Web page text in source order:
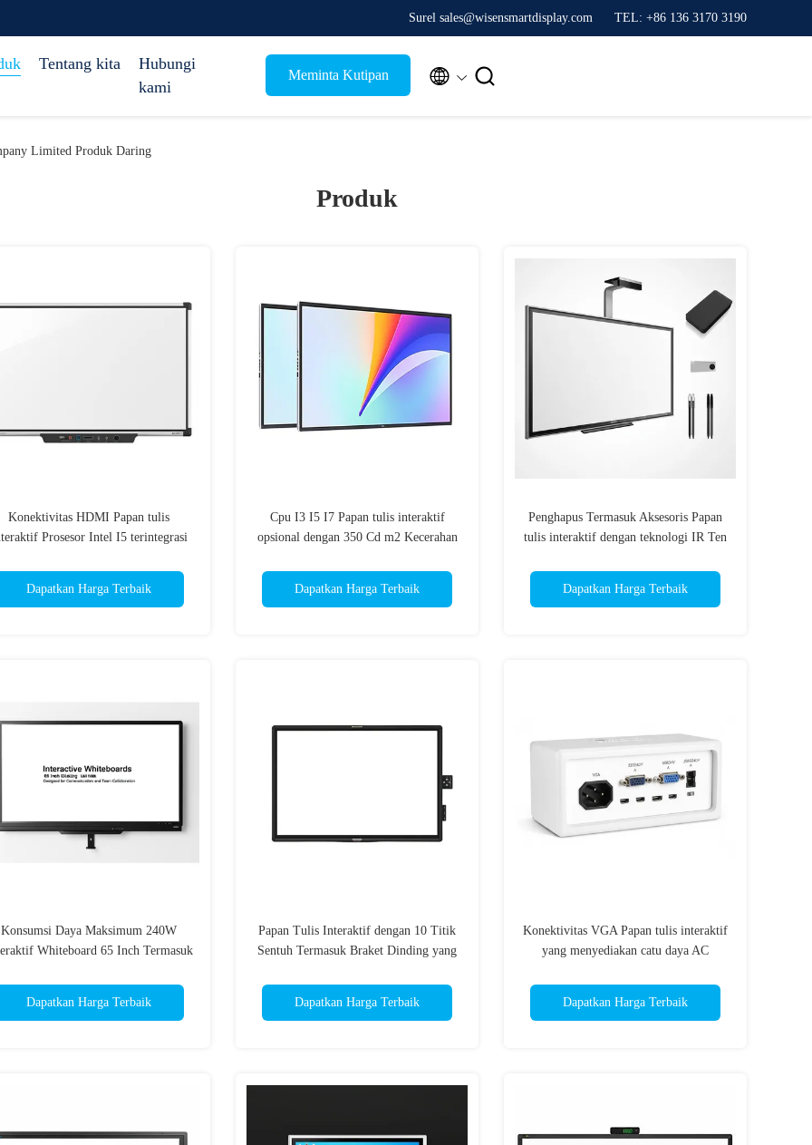
Surel sales@wisensmartdisplay.com TEL: +86 136 3170 3190
Tentang kita
Hubungi
kami
Meminta Kutipan  
Limited Produk Daring
Produk
Konektivitas HDMI Papan tulis
Prosesor Intel I5 terintegrasi
Dapatkan Harga Terbaik
Cpu I3 I5 I7 Papan tulis interaktif
opsional dengan 350 Cd m2 Kecerahan
pelatihan interaktif dan kolaborasi tim
Dapatkan Harga Terbaik
Penghapus Termasuk Aksesoris Papan
tulis interaktif dengan teknologi IR Ten
secara bersamaan untuk kerja tim yang
ditingkatkan
Dapatkan Harga Terbaik
Konsumsi Daya Maksimum 240W
Whiteboard 65 Inch Termasuk
Dapatkan Harga Terbaik
Papan Tulis Interaktif dengan 10 Titik
Sentuh Termasuk Braket Dinding yang
Pendidikan
Dapatkan Harga Terbaik
Konektivitas VGA Papan tulis interaktif
yang menyediakan catu daya AC
Dapatkan Harga Terbaik